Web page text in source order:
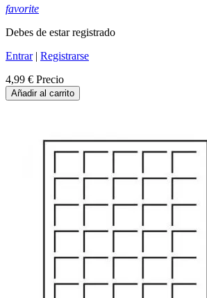
favorite
Debes de estar registrado
Entrar| Registrarse
4,99 € Precio
Añadir al carrito